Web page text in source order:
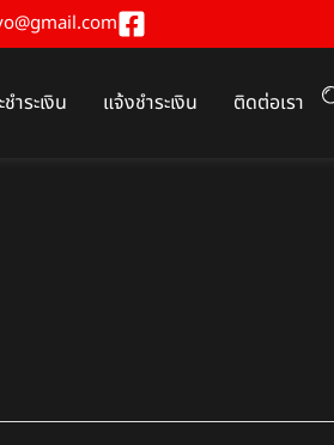
ำระเงิน แจ้งชำระเงิน ติดต่อเรา